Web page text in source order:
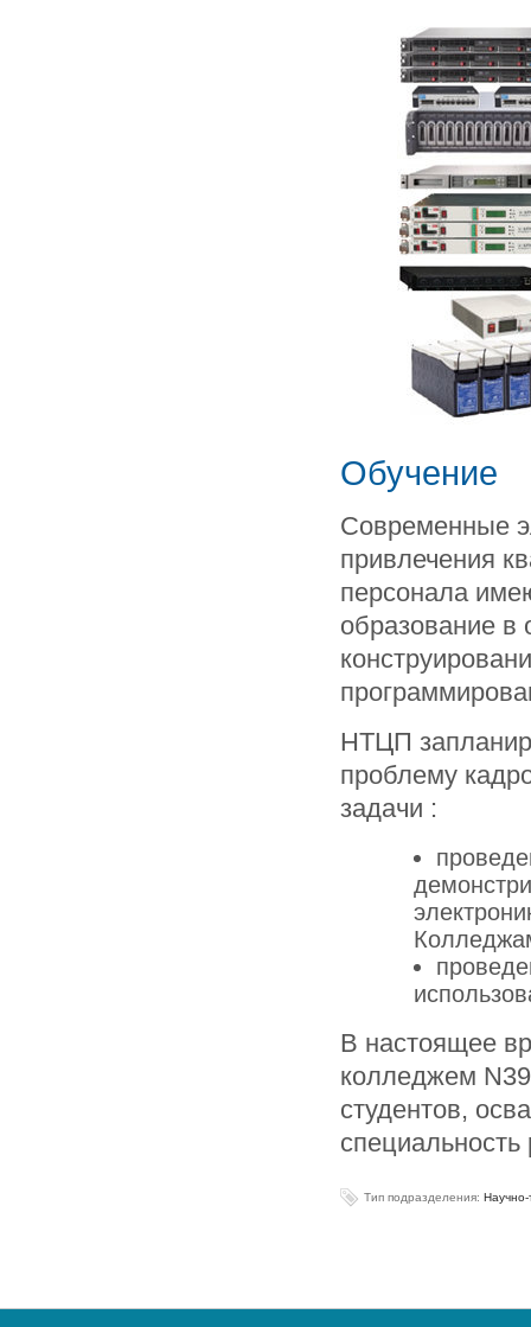
Обучение
Современные
привлечения
персонала
образование в
НТЦП
проблему
задачи :
В настоящее
колледжем N39
студентов,
Тип подразделения: